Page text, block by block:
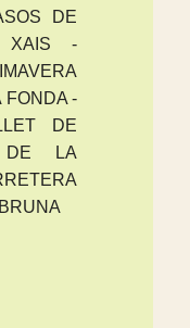
DE
XAIS -
FONDA -
DE
DE LA